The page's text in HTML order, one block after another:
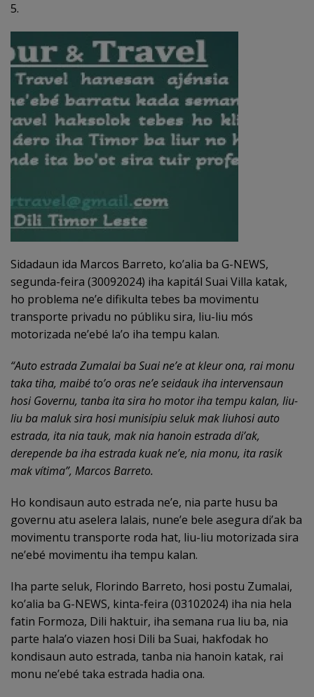
5.
Sidadaun ida Marcos Barreto, ko’alia ba G-NEWS,
segunda-feira (30092024) iha kapitál Suai Villa katak,
ho problema ne’e difikulta tebes ba movimentu
transporte privadu no públiku sira, liu-liu mós
motorizada ne’ebé la’o iha tempu kalan.
“Auto estrada Zumalai ba Suai ne’e at kleur ona, rai monu
taka tiha, maibé to’o oras ne’e seidauk iha intervensaun
hosi Governu, tanba ita sira ho motor iha tempu kalan, liu-
liu ba maluk sira hosi munisípiu seluk mak liuhosi auto
estrada, ita nia tauk, mak nia hanoin estrada di’ak,
derepende ba iha estrada kuak ne’e, nia monu, ita rasik
mak vítima”, Marcos Barreto.
Ho kondisaun auto estrada ne’e, nia parte husu ba
governu atu aselera lalais, nune’e bele asegura di’ak ba
movimentu transporte roda hat, liu-liu motorizada sira
ne’ebé movimentu iha tempu kalan.
Iha parte seluk, Florindo Barreto, hosi postu Zumalai,
ko’alia ba G-NEWS, kinta-feira (03102024) iha nia hela
fatin Formoza, Dili haktuir, iha semana rua liu ba, nia
parte hala’o viazen hosi Dili ba Suai, hakfodak ho
kondisaun auto estrada, tanba nia hanoin katak, rai
monu ne’ebé taka estrada hadia ona.